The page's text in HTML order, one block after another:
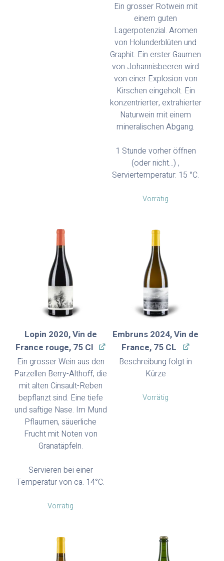
Ein grosser Rotwein mit
einem guten
Lagerpotenzial. Aromen
von Holunderblüten und
Graphit. Ein erster Gaumen
von Johannisbeeren wird
von einer Explosion von
Kirschen eingeholt. Ein
konzentrierter, extrahierter
Naturwein mit einem
mineralischen Abgang.
1 Stunde vorher öffnen
(oder nicht...) ,
Serviertemperatur: 15 °C.
Vorrätig
Lopin 2020, Vin de
France rouge, 75 Cl
Ein grosser Wein aus den
Parzellen Berry-Althoff, die
mit alten Cinsault-Reben
bepflanzt sind. Eine tiefe
und saftige Nase. Im Mund
Pflaumen, säuerliche
Frucht mit Noten von
Granatäpfeln.
Servieren bei einer
Temperatur von ca. 14°C.
Vorrätig
Embruns 2024, Vin de
France, 75 CL
Beschreibung folgt in
Kürze
Vorrätig